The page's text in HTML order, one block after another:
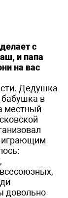
с
и папа
на вас
Дедушка
бабушка в
местный
довольно